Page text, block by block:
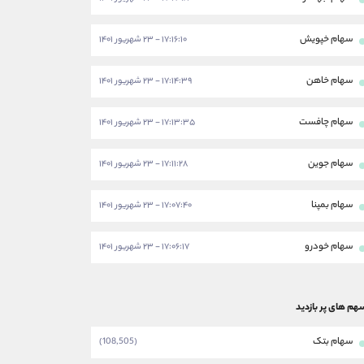
سهام خپویش ۱۷:۱۶:۱۰ - ۲۳ شهریور ۱۴۰۱
سهام خاهن ۱۷:۱۴:۳۹ - ۲۳ شهریور ۱۴۰۱
سهام چافست ۱۷:۱۳:۳۵ - ۲۳ شهریور ۱۴۰۱
سهام جوین ۱۷:۱۱:۲۸ - ۲۳ شهریور ۱۴۰۱
سهام بمپنا ۱۷:۰۷:۴۰ - ۲۳ شهریور ۱۴۰۱
سهام خودرو ۱۷:۰۶:۱۷ - ۲۳ شهریور ۱۴۰۱
های پر بازدید
سهام بتک (108,505)